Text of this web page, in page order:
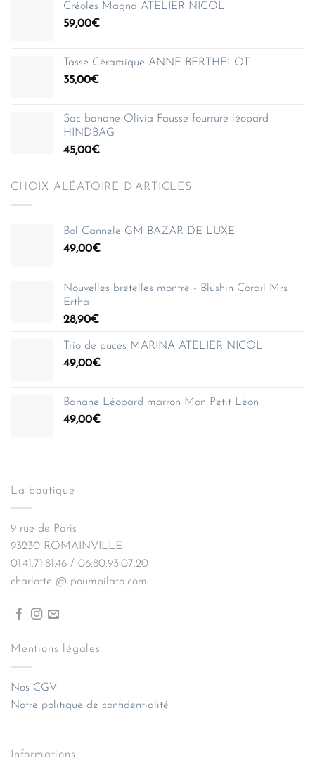
Créoles Magna ATELIER NICOL
59,00€
Tasse Céramique ANNE BERTHELOT
35,00€
Sac banane Olivia Fausse fourrure léopard
HINDBAG
45,00€
CHOIX ALÉATOIRE D’ARTICLES
Bol Cannele GM BAZAR DE LUXE
49,00€
Nouvelles bretelles montre - Blushin Corail Mrs
Ertha
28,90€
Trio de puces MARINA ATELIER NICOL
49,00€
Banane Léopard marron Mon Petit Léon
49,00€
La boutique
9 rue de Paris
93230 ROMAINVILLE
01.41.71.81.46 / 06.80.93.07.20
charlotte @ poumpilata.com
Mentions légales
Nos CGV
Notre politique de confidentialité
Informations